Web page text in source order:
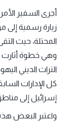
أجرى السفير
زيارة رسمية إلى
المحتلة، حيث
وهي خطوة أثارت
التراث الديني
كل الإدارات
إسرائيل إلى
واعتبر البعض هذه